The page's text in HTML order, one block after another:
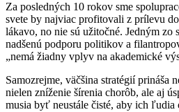
Za posledných 10 rokov sme
svete by najviac profitovali z prílevu
lákavo, no nie sú užitočné. Jedným
nadšenú podporu politikov a
„nemá žiadny vplyv na akademické
Samozrejme, väčšina stratégií
nielen zníženie šírenia chorôb, ale aj
musia byť neustále čisté, aby ich